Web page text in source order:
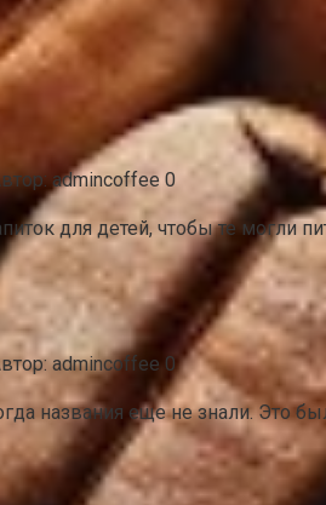
admincoffee 0
для детей, чтобы те
admincoffee 0
названия еще не знали. Это